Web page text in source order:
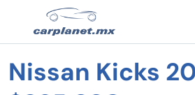
Nissan Kicks